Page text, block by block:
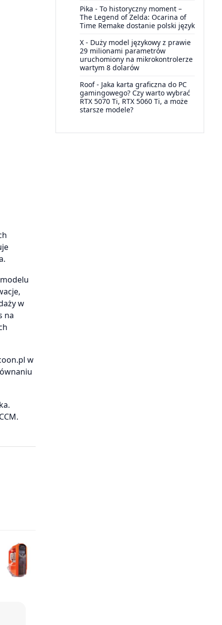
w
na
w
Pika - To historyczny moment –
The Legend of Zelda: Ocarina of
Time Remake dostanie polski język
X - Duży model językowy z prawie
29 milionami parametrów
uruchomiony na mikrokontrolerze
wartym 8 dolarów
Roof- Jaka karta graficzna do PC
gamingowego? Czy warto wybrać
RTX 5070 Ti, RTX 5060 Ti, a może
starsze modele?